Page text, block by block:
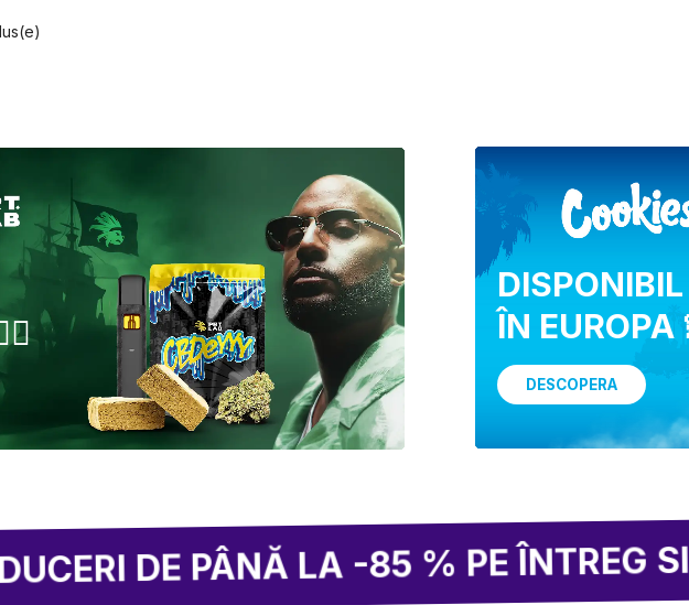
DISPONIBIL
ÎN EUROPA
DESCOPERA
DE PÂNĂ LA -85 % PE ÎNTREG SITE-